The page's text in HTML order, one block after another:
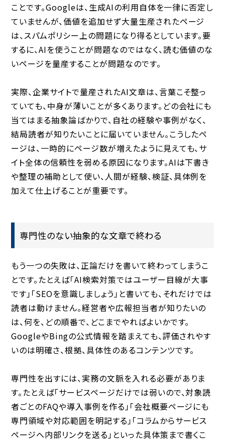
ことです。Googleは、生成AIの利用自体を一律に否定し
ていませんが、価値を追加せず大量生産されたページ
は、スパムポリシー上の問題になり得るとしています。要
するに、AIを使うことが問題なのではなく、読む価値のな
いページを量産することが問題なのです。
実際、企業サイトで量産されたAI文章は、言葉こそ整っ
ていても、中身が薄いことが多くあります。どの会社にも
当てはまる抽象論ばかりで、自社の経験や事例がなく、
結局読者が知りたいことに届いていません。こうしたペ
ージは、一時的にページ数が増えたように見えても、サ
イト全体の信頼性を弱める原因になります。AIは下書き
や整理の補助として使い、人間が経験、検証、具体例を
加えて仕上げることが重要です。
専門性のない抽象的な文章で終わる
もう一つの失敗は、正論だけを書いて終わってしまうこ
とです。たとえば「AI検索対策ではユーザー目線が大事
です」「SEOを意識しましょう」と書いても、それだけでは
読者は動けません。経営者や広報担当者が知りたいの
は、何を、どの順番で、どこまでやればよいかです。
GoogleやBingの公式情報を踏まえても、評価されやす
いのは明確さ、根拠、具体性のあるコンテンツです。
専門性を出すには、実務の文脈を入れる必要がありま
す。たとえば「サービスページだけでは弱いので、対象読
者ごとのFAQや導入事例を作る」「会社概要ページにも
専門領域や対応範囲を明記する」「コラムからサービス
ページへ内部リンクを送る」といった具体策まで書くこ